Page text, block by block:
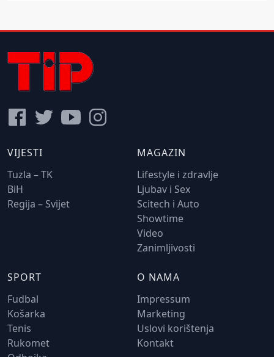
VIJESTI
Tuzla – TK
BiH
Regija – Svijet
MAGAZIN
Lifestyle i zdravlje
Ljubav i Sex
Scitech i Auto
Showtime
Video
Zanimljivosti
SPORT
Fudbal
Košarka
Tenis
Rukomet
O NAMA
Impressum
Marketing
Uslovi korištenja
Kontakt